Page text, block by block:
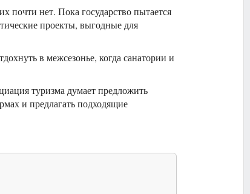
почти нет. Пока государство пытается
проекты, выгодные для
в межсезонье, когда санатории и
туризма думает предложить
и предлагать подходящие